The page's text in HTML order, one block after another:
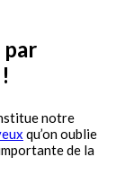
par
notre
qu’on oublie
de la